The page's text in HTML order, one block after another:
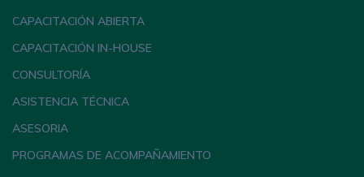
CAPACITACIÓN ABIERTA
CAPACITACIÓN IN-HOUSE
CONSULTORÍA
ASISTENCIA TÉCNICA
ASESORIA
PROGRAMAS DE ACOMPAÑAMIENTO